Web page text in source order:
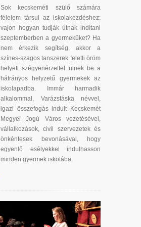
Sok kecskeméti szülő számára
félelem társul az iskolakezdéshez:
vajon hogyan tudják útnak indítani
szeptemberben a gyermeküket? Ha
nem érkezik segítség, akkor a
színes-szagos tanszerek feletti öröm
helyett szégyenérzettel ülnek be a
hátrányos helyzetű gyermekek az
iskolapadba. Immár harmadik
alkalommal, Varázstáska névvel,
igazi összefogás indult Kecskemét
Megyei Jogú Város vezetésével,
vállalkozások, civil szervezetek és
önkéntesek bevonásával, hogy
egyenlő esélyekkel indulhasson
minden gyermek iskolába.